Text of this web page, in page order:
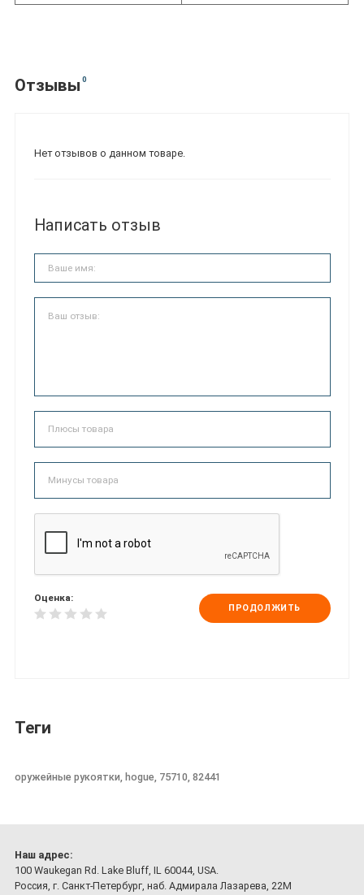
Отзывы 0
Нет отзывов о данном товаре.
Написать отзыв
Оценка:
ПРОДОЛЖИТЬ
Теги
оружейные рукоятки, hogue, 75710, 82441
Наш адрес:
100 Waukegan Rd. Lake Bluff, IL 60044, USA.
Россия, г. Санкт-Петербург, наб. Адмирала Лазарева, 22М